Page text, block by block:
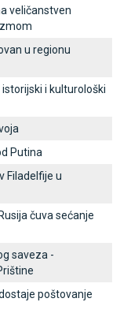
veličanstven
u regionu
istorijski i kulturološki
Putina
Filadelfije u
čuva sećanje
saveza -
poštovanje